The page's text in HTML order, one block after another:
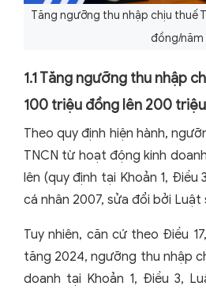
Tăng ngưỡng thu nhập chịu thuế
đồng/năm
1.1 Tăng ngưỡng thu nhập
100 triệu đồng lên 200
Theo quy định hiện hành,
TNCN từ hoạt động kinh
lên (quy định tại Khoản 1, Điều
cá nhân 2007, sửa đổi bởi Luật
Tuy nhiên, căn cứ theo Điều
tăng 2024, ngưỡng thu nhập
doanh tại Khoản 1, Điều 3,